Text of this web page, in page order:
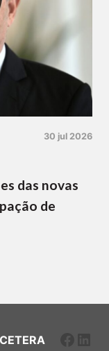
30 jul 2026
das novas
de